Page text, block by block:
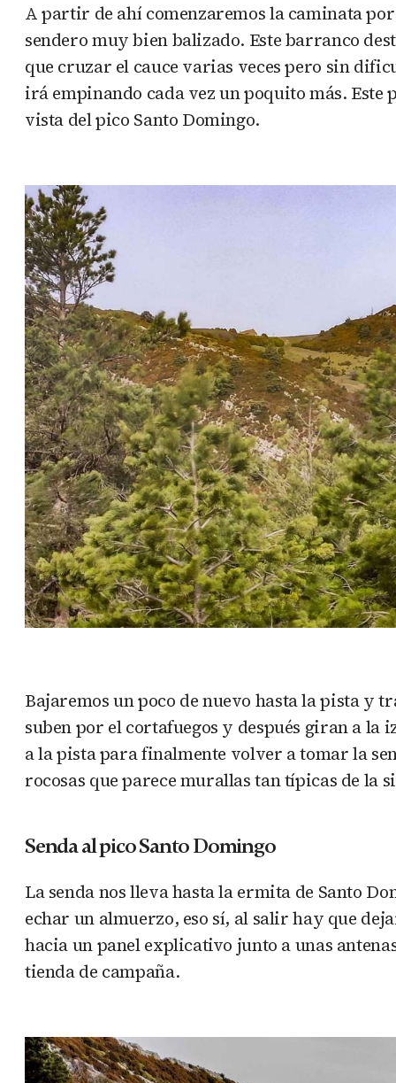
A partir de ahí comenzaremos la caminata
sendero muy bien balizado. Este barranco
que cruzar el cauce varias veces pero sin
irá empinando cada vez un poquito más.
vista del pico Santo Domingo.
Bajaremos un poco de nuevo hasta la pista y
suben por el cortafuegos y después giran a la
a la pista para finalmente volver a tomar la
rocosas que parece murallas tan típicas de la
Senda al pico Santo Domingo
La senda nos lleva hasta la ermita de Santo
echar un almuerzo, eso sí, al salir hay que
hacia un panel explicativo junto a unas
tienda de campaña.